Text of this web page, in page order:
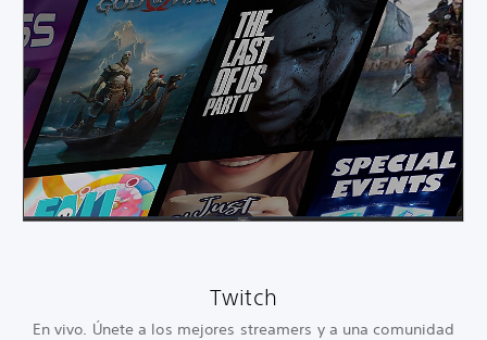
Twitch
En vivo. Únete a los mejores streamers y a una comunidad